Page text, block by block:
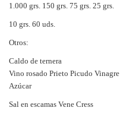
1.000 grs. 150 grs. 75 grs. 25 grs.
10 grs. 60 uds.
Otros:
Caldo de ternera
Vino rosado Prieto Picudo Vinagre
Azúcar
Sal en escamas Vene Cress